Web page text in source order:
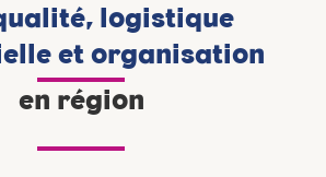
logistique
et organisation
en région